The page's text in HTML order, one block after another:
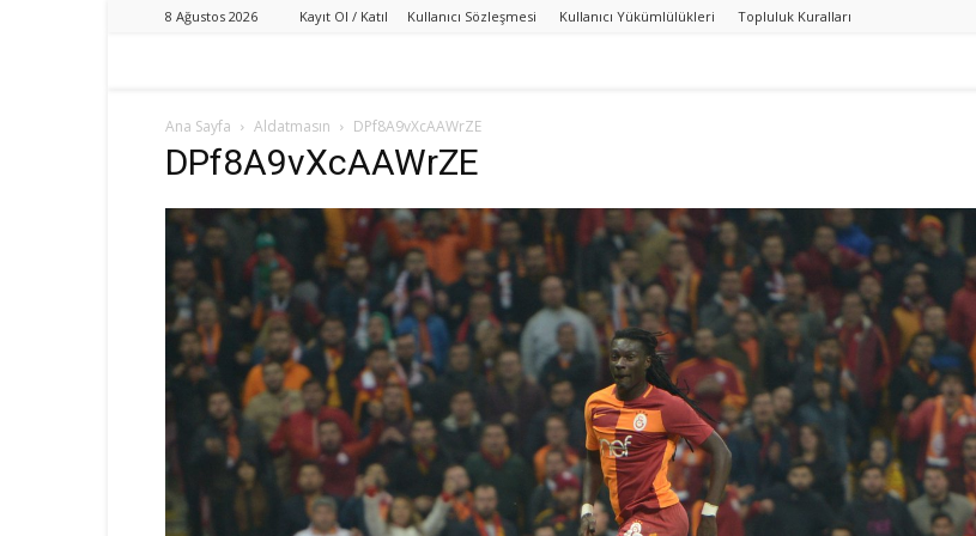
8 Ağustos 2026 Kayıt Ol / Katıl Kullanıcı Sözleşmesi Kullanıcı Yükümlülükleri Topluluk Kuralları
Ana Sayfa Aldatmasın DPf8A9vXcAAWrZE
DPf8A9vXcAAWrZE